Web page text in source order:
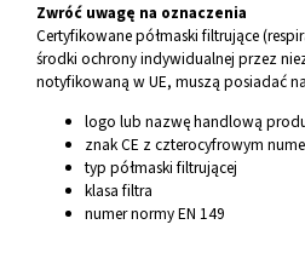
Zwróć uwagę na oznaczenia
Certyfikowane półmaski filtrujące
środki ochrony indywidualnej przez
notyfikowaną w UE, muszą posiadać
logo lub nazwę handlową
znak CE z czterocyfrowym
typ półmaski filtrującej
klasa filtra
numer normy EN 149